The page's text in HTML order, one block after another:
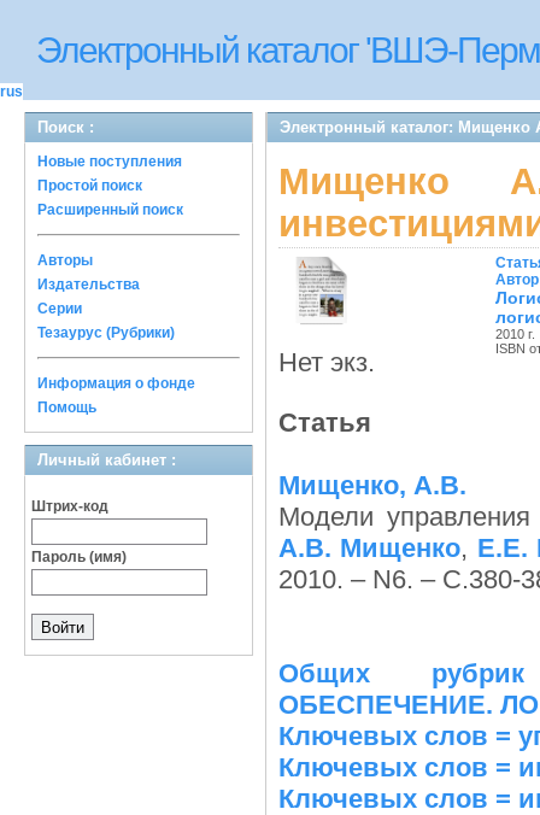
Электронный каталог 'ВШЭ-
rus
Поиск :
Новые поступления
Простой поиск
Расширенный поиск
Авторы
Издательства
Серии
Тезаурус (Рубрики)
Информация о фонде
Помощь
Личный кабинет :
Штрих-код
Пароль (имя)
Электронный каталог: Мищенко
Мищенко
Нет экз.
2010 г.
ISBN
Статья
Мищенко, А.В.
Модели управления
А.В. Мищенко, Е.Е.
2010. – N6. – С.380-
Общих
ОБЕСПЕЧЕНИЕ.
Ключевых слов =
Ключевых слов =
Ключевых слов =